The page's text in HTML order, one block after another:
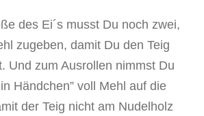
des Ei´s musst Du noch zwei,
zugeben, damit Du den Teig
Und zum Ausrollen nimmst Du
Händchen” voll Mehl auf die
der Teig nicht am Nudelholz